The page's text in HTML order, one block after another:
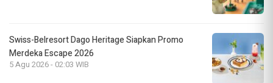
Swiss-Belresort Dago Heritage Siapkan Promo
Merdeka Escape 2026
5 Agu 2026 - 02:03 WIB